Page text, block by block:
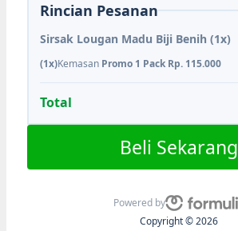
Rincian Pesanan
Sirsak Lougan Madu Biji Benih (1x)
(1x)Kemasan Promo 1 Pack Rp. 115.000
Total
Beli Sekarang
Powered by
Copyright © 2026